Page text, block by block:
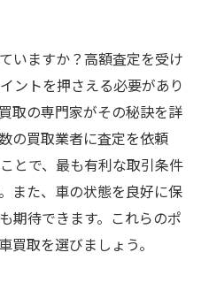
いますか？高額査定を受け
ントを押さえる必要があり
取の専門家がその秘訣を詳
の買取業者に査定を依頼
とで、最も有利な取引条件
また、車の状態を良好に保
期待できます。これらのポ
買取を選びましょう。